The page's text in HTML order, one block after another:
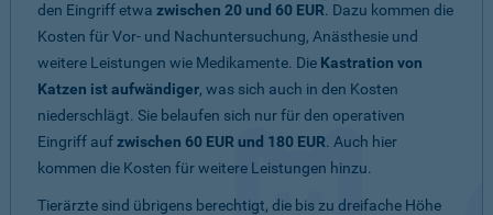
den Eingriff etwa zwischen 20 und 60 EUR. Dazu kommen die
Kosten für Vor- und Nachuntersuchung, Anästhesie und
weitere Leistungen wie Medikamente. Die Kastration von
Katzen ist aufwändiger, was sich auch in den Kosten
niederschlägt. Sie belaufen sich nur für den operativen
Eingriff aufzwischen 60 EUR und 180 EUR. Auch hier
kommen die Kosten für weitere Leistungen hinzu.
Tierärzte sind übrigens berechtigt, die bis zu dreifache Höhe